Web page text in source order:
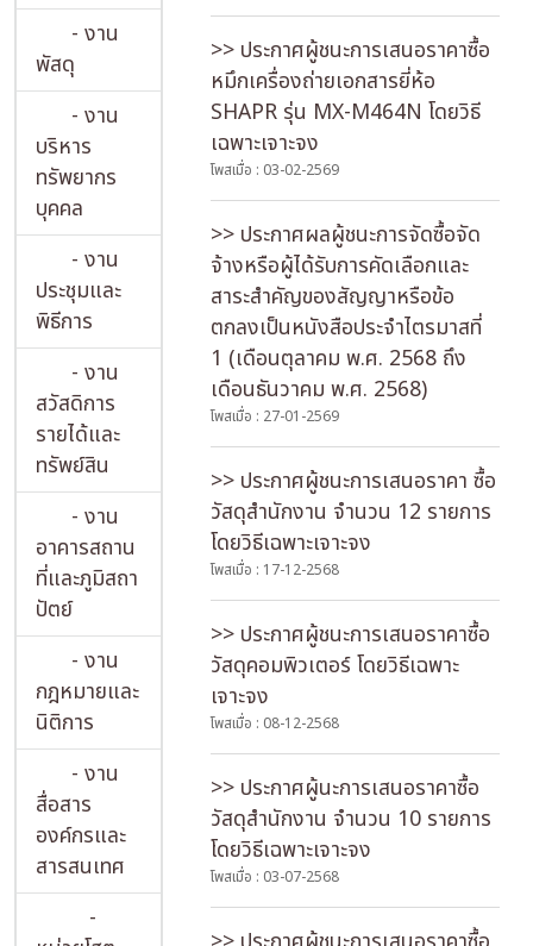
- งาน
พัสดุ
- งาน
บริหาร
ทรัพยากร
บุคคล
- งาน
ประชุมและ
พิธีการ
- งาน
สวัสดิการ
รายได้และ
ทรัพย์สิน
- งาน
อาคารสถาน
ที่และภูมิสถา
ปัตย์
- งาน
กฎหมายและ
นิติการ
- งาน
สื่อสาร
องค์กรและ
สารสนเทศ
-
>> ประกาศผู้ชนะการเสนอราคาซื้อ
หมึกเครื่องถ่ายเอกสารยี่ห้อ
SHAPR รุ่น MX-M464N โดยวิธี
เฉพาะเจาะจง
โพสเมื่อ : 03-02-2569
>> ประกาศผลผู้ชนะการจัดซื้อจัด
จ้างหรือผู้ได้รับการคัดเลือกและ
สาระสำคัญของสัญญาหรือข้อ
ตกลงเป็นหนังสือประจำไตรมาสที่
1 (เดือนตุลาคม พ.ศ. 2568 ถึง
เดือนธันวาคม พ.ศ. 2568)
โพสเมื่อ : 27-01-2569
>> ประกาศผู้ชนะการเสนอราคา ซื้อ
วัสดุสำนักงาน จำนวน 12 รายการ
โดยวิธีเฉพาะเจาะจง
โพสเมื่อ : 17-12-2568
>> ประกาศผู้ชนะการเสนอราคาซื้อ
วัสดุคอมพิวเตอร์ โดยวิธีเฉพาะ
เจาะจง
โพสเมื่อ : 08-12-2568
>> ประกาศผู้นะการเสนอราคาซื้อ
วัสดุสำนักงาน จำนวน 10 รายการ
โดยวิธีเฉพาะเจาะจง
โพสเมื่อ : 03-07-2568